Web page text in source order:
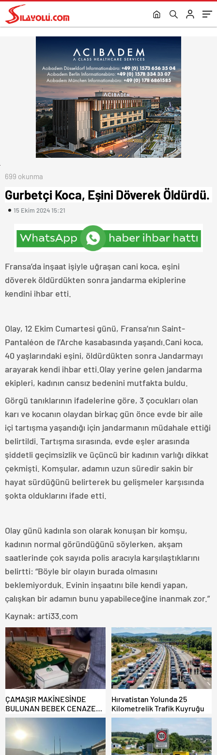
699 okunma
Gurbetçi Koca, Eşini Döverek Öldürdü.
15 Ekim 2024 15:21
Fransa’da inşaat işiyle uğraşan cani koca, eşini
döverek öldürdükten sonra jandarma ekiplerine
kendini ihbar etti.
Olay, 12 Ekim Cumartesi günü, Fransa’nın Saint-
Pantaléon de l’Arche kasabasında yaşandı.Cani koca,
40 yaşlarındaki eşini, öldürdükten sonra Jandarmayı
arayarak kendi ihbar etti.Olay yerine gelen jandarma
ekipleri, kadının cansız bedenini mutfakta buldu.
Görgü tanıklarının ifadelerine göre, 3 çocukları olan
karı ve kocanın olaydan birkaç gün önce evde bir aile
içi tartışma yaşandığı için jandarmanın müdahale ettiği
belirtildi. Tartışma sırasında, evde eşler arasında
şiddetli geçimsizlik ve üçüncü bir kadının varlığı dikkat
çekmişti. Komşular, adamın uzun süredir sakin bir
hayat sürdüğünü belirterek bu gelişmeler karşısında
şokta olduklarını ifade etti.
Olay günü kadınla son olarak konuşan bir komşu,
kadının normal göründüğünü söylerken, akşam
saatlerinde çok sayıda polis aracıyla karşılaştıklarını
belirtti: “Böyle bir olayın burada olmasını
beklemiyorduk. Evinin inşaatını bile kendi yapan,
çalışkan bir adamın bunu yapabileceğine inanmak zor.”
Kaynak: arti33.com
ÇAMAŞIR MAKİNESİNDE
BULUNAN BEBEK CENAZESİ
ŞOK ETTİ
Hırvatistan Yolunda 25
Kilometrelik Trafik Kuyruğu